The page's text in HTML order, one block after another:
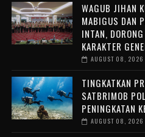
WAGUB JIHAN
MABIGUS DAN
INTAN,
KARAKTER
AUGUST 08, 2026
TINGKATKAN
SATBRIMOB
PENINGKATAN
AUGUST 08, 2026